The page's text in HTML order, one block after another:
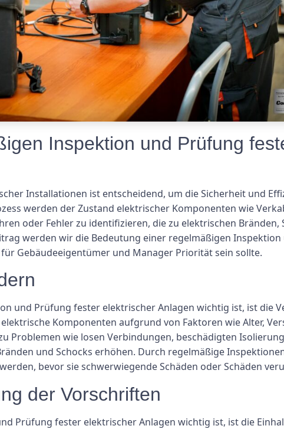
Inspektion und Prüfung
Installationen ist entscheidend, um die Sicherheit und
werden der Zustand elektrischer Komponenten wie
oder Fehler zu identifizieren, die zu elektrischen Bränden,
werden wir die Bedeutung einer regelmäßigen
Gebäudeeigentümer und Manager Priorität sein sollte.
und Prüfung fester elektrischer Anlagen wichtig ist, ist die
Komponenten aufgrund von Faktoren wie Alter,
Problemen wie losen Verbindungen, beschädigten
und Schocks erhöhen. Durch regelmäßige
bevor sie schwerwiegende Schäden oder Schäden
der Vorschriften
Prüfung fester elektrischer Anlagen wichtig ist, ist die